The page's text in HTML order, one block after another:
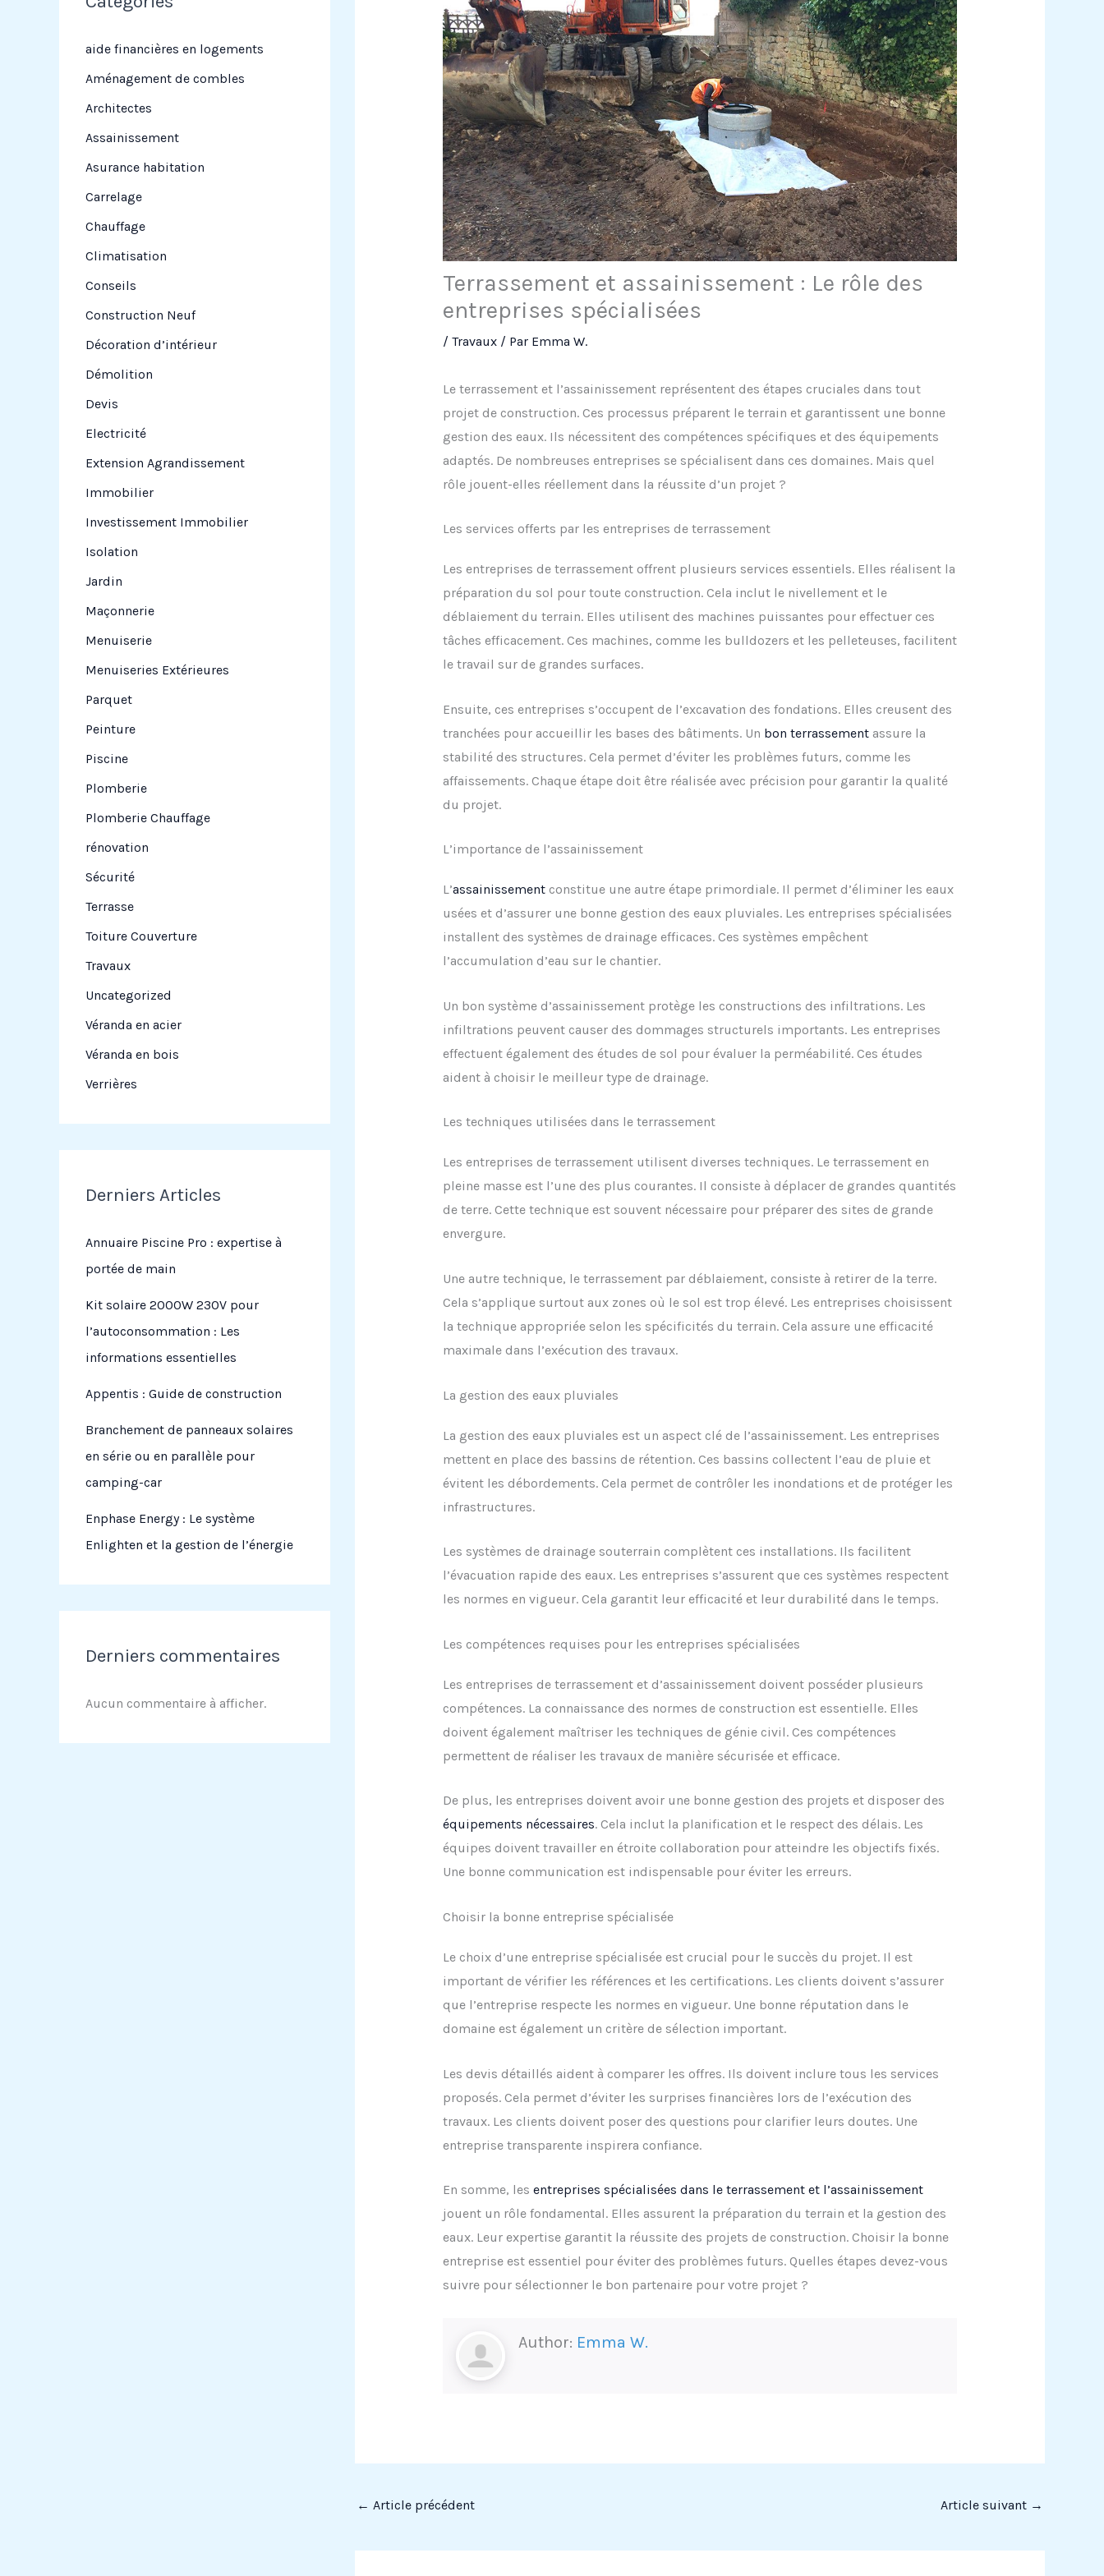
r
r
:
aide financières en logements
Aménagement de combles
Architectes
Assainissement
Asurance habitation
Carrelage
Chauffage
Climatisation
Conseils
Construction Neuf
Décoration d’intérieur
Démolition
Devis
Electricité
Extension Agrandissement
Immobilier
Investissement Immobilier
Isolation
Jardin
Maçonnerie
Menuiserie
Menuiseries Extérieures
Parquet
Peinture
Piscine
Plomberie
Plomberie Chauffage
rénovation
Sécurité
Terrasse
Toiture Couverture
Travaux
Uncategorized
Véranda en acier
Véranda en bois
Verrières
Derniers Articles
Annuaire Piscine Pro : expertise à
portée de main
Kit solaire 2000W 230V pour
l’autoconsommation : Les
informations essentielles
Appentis : Guide de construction
Branchement de panneaux solaires
en série ou en parallèle pour
camping-car
Enphase Energy : Le système
Enlighten et la gestion de l’énergie
Derniers commentaires
Aucun commentaire à afficher.
Terrassement et assainissement : Le rôle des
entreprises spécialisées
/ Travaux/ Par Emma W.
Le terrassement et l’assainissement représentent des étapes cruciales dans tout
projet de construction. Ces processus préparent le terrain et garantissent une bonne
gestion des eaux. Ils nécessitent des compétences spécifiques et des équipements
adaptés. De nombreuses entreprises se spécialisent dans ces domaines. Mais quel
rôle jouent-elles réellement dans la réussite d’un projet ?
Les services offerts par les entreprises de terrassement
Les entreprises de terrassement offrent plusieurs services essentiels. Elles réalisent la
préparation du sol pour toute construction. Cela inclut le nivellement et le
déblaiement du terrain. Elles utilisent des machines puissantes pour effectuer ces
tâches efficacement. Ces machines, comme les bulldozers et les pelleteuses, facilitent
le travail sur de grandes surfaces.
Ensuite, ces entreprises s’occupent de l’excavation des fondations. Elles creusent des
tranchées pour accueillir les bases des bâtiments. Un bon terrassementassure la
stabilité des structures. Cela permet d’éviter les problèmes futurs, comme les
affaissements. Chaque étape doit être réalisée avec précision pour garantir la qualité
du projet.
L’importance de l’assainissement
L’assainissementconstitue une autre étape primordiale. Il permet d’éliminer les eaux
usées et d’assurer une bonne gestion des eaux pluviales. Les entreprises spécialisées
installent des systèmes de drainage efficaces. Ces systèmes empêchent
l’accumulation d’eau sur le chantier.
Un bon système d’assainissement protège les constructions des infiltrations. Les
infiltrations peuvent causer des dommages structurels importants. Les entreprises
effectuent également des études de sol pour évaluer la perméabilité. Ces études
aident à choisir le meilleur type de drainage.
Les techniques utilisées dans le terrassement
Les entreprises de terrassement utilisent diverses techniques. Le terrassement en
pleine masse est l’une des plus courantes. Il consiste à déplacer de grandes quantités
de terre. Cette technique est souvent nécessaire pour préparer des sites de grande
envergure.
Une autre technique, le terrassement par déblaiement, consiste à retirer de la terre.
Cela s’applique surtout aux zones où le sol est trop élevé. Les entreprises choisissent
la technique appropriée selon les spécificités du terrain. Cela assure une efficacité
maximale dans l’exécution des travaux.
La gestion des eaux pluviales
La gestion des eaux pluviales est un aspect clé de l’assainissement. Les entreprises
mettent en place des bassins de rétention. Ces bassins collectent l’eau de pluie et
évitent les débordements. Cela permet de contrôler les inondations et de protéger les
infrastructures.
Les systèmes de drainage souterrain complètent ces installations. Ils facilitent
l’évacuation rapide des eaux. Les entreprises s’assurent que ces systèmes respectent
les normes en vigueur. Cela garantit leur efficacité et leur durabilité dans le temps.
Les compétences requises pour les entreprises spécialisées
Les entreprises de terrassement et d’assainissement doivent posséder plusieurs
compétences. La connaissance des normes de construction est essentielle. Elles
doivent également maîtriser les techniques de génie civil. Ces compétences
permettent de réaliser les travaux de manière sécurisée et efficace.
De plus, les entreprises doivent avoir une bonne gestion des projets et disposer des
équipements nécessaires. Cela inclut la planification et le respect des délais. Les
équipes doivent travailler en étroite collaboration pour atteindre les objectifs fixés.
Une bonne communication est indispensable pour éviter les erreurs.
Choisir la bonne entreprise spécialisée
Le choix d’une entreprise spécialisée est crucial pour le succès du projet. Il est
important de vérifier les références et les certifications. Les clients doivent s’assurer
que l’entreprise respecte les normes en vigueur. Une bonne réputation dans le
domaine est également un critère de sélection important.
Les devis détaillés aident à comparer les offres. Ils doivent inclure tous les services
proposés. Cela permet d’éviter les surprises financières lors de l’exécution des
travaux. Les clients doivent poser des questions pour clarifier leurs doutes. Une
entreprise transparente inspirera confiance.
En somme, les entreprises spécialisées dans le terrassement et l’assainissement
jouent un rôle fondamental. Elles assurent la préparation du terrain et la gestion des
eaux. Leur expertise garantit la réussite des projets de construction. Choisir la bonne
entreprise est essentiel pour éviter des problèmes futurs. Quelles étapes devez-vous
suivre pour sélectionner le bon partenaire pour votre projet ?
Author: Emma W.
← Article précédent Article suivant →